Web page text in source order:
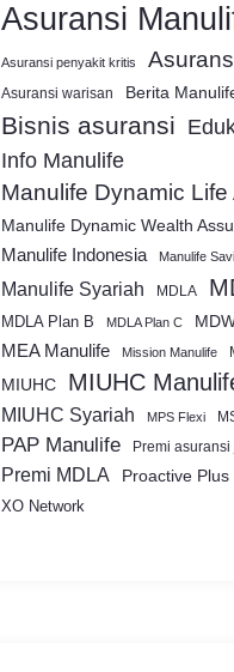
Asuransi
Asuransi penyakit kritis
Asuransi warisan Berita
Bisnis asuransi
Info Manulife
Manulife Dynamic
Manulife Dynamic Wealth
Manulife Indonesia
Manulife
Manulife Syariah MDLA
MDLA Plan B MDLA Plan C
MEA Manulife Mission Manulife
MIUHC MIUHC
MIUHC Syariah MPS Flexi
PAP Manulife Premi asuransi
Premi MDLA Proactive Plus
XO Network